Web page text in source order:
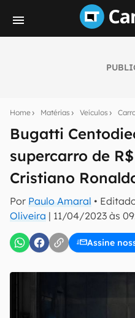
Home Matérias Veículos
Bugatti
supercarro de
Cristiano
Por Paulo Amaral •
Oliveira | 11/04/2023 às
Assine
notícias e reviews sobre
E-mail
Confirmo que li, aceito e
Uso e Política de